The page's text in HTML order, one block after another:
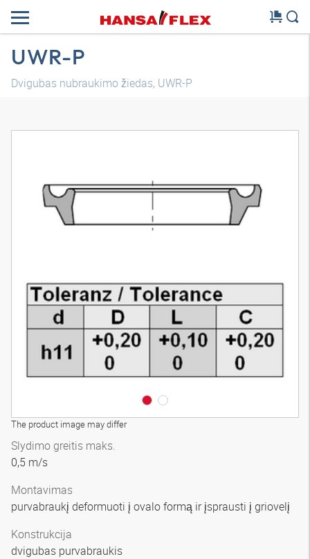
UWR-P
Dvigubas nubraukimo žiedas, UWR-P
The product image may differ
Slydimo greitis maks.
0,5 m/s
Montavimas
purvabraukį deformuoti į ovalo formą ir įsprausti į griovelį
Konstrukcija
dvigubas purvabraukis